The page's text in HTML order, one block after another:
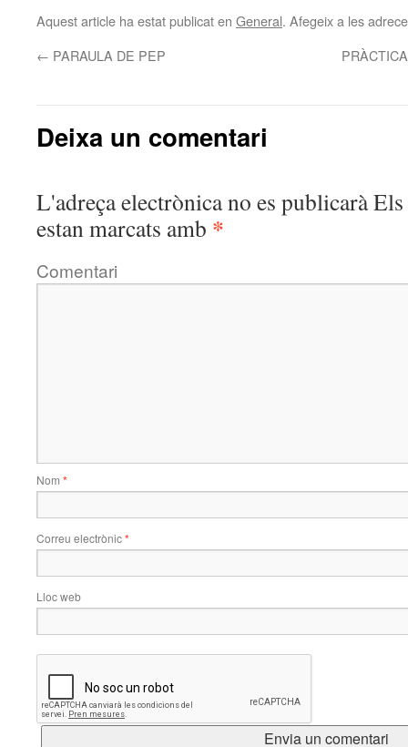
Aquest article ha estat publicat en General. Afegeix a les
← PARAULA DE PEP
Deixa un comentari
L'adreça electrònica no es publicaràEls
estan marcats amb *
Comentari
Nom *
Correu electrònic*
Lloc web